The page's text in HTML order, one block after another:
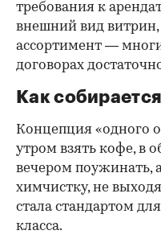
требования к
внешний вид
ассортимент —
договорах
Как
Концепция «одного
утром взять кофе, в
вечером поужинать,
химчистку, не
стала стандартом
класса.